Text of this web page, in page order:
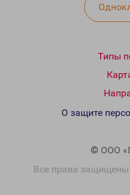
Типы
© ООО
Все права
О защите